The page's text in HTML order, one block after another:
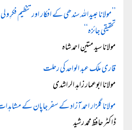
’’مولانا عبیداللہ سندھی کے افکار اور تنظیم فکرِ
تحقیقی جائزہ‘‘
مولانا سید متین احمد شاہ
قاری ملک عبد الواحد کی رحلت
مولانا ابوعمار زاہد الراشدی
مولانا گلزار احمد آزاد کے سفر جاپان کے
ڈاکٹر حافظ محمد رشید